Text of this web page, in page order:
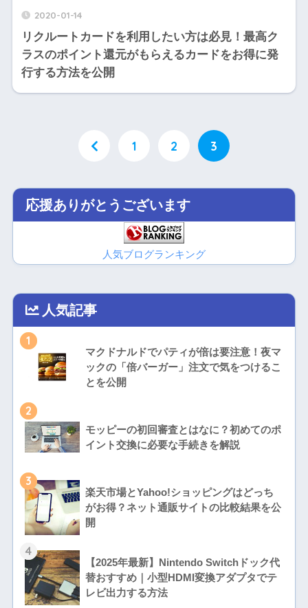
2020-01-14
リクルートカードを利用したい方は必見！最高ク
ラスのポイント還元がもらえるカードをお得に発
行する方法を公開
1 2 3
応援ありがとうございます
人気ブログランキング
人気記事
1
マクドナルドでパティが倍は要注意！夜マ
ックの「倍バーガー」注文で気をつけるこ
とを公開
2
モッピーの初回審査とはなに？初めてのポ
イント交換に必要な手続きを解説
3
楽天市場とYahoo!ショッピングはどっち
がお得？ネット通販サイトの比較結果を公
開
4
【2025年最新】Nintendo Switchドック代
替おすすめ｜小型HDMI変換アダプタでテ
レビ出力する方法